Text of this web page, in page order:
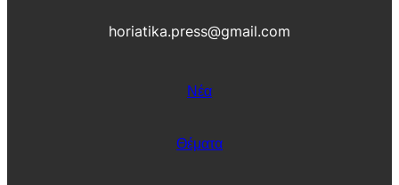
horiatika.press@gmail.com
Νέα
Θέματα